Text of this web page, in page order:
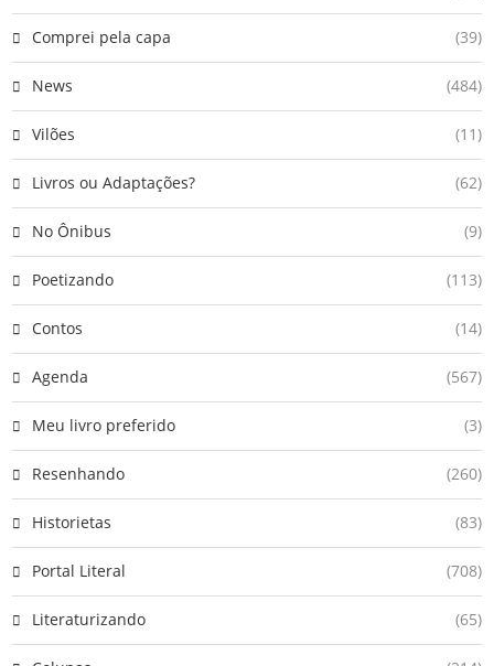
Comprei pela capa (39)
News (484)
Vilões (11)
Livros ou Adaptações? (62)
No Ônibus (9)
Poetizando (113)
Contos (14)
Agenda (567)
Meu livro preferido (3)
Resenhando (260)
Historietas (83)
Portal Literal (708)
Literaturizando (65)